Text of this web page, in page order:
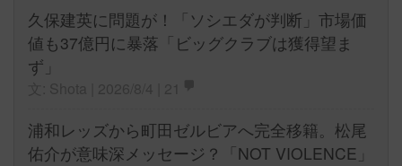
久保建英に問題が！「ソシエダが判断」市場価
値も37億円に暴落「ビッグクラブは獲得望ま
ず」
浦和レッズから町田ゼルビアへ完全移籍。松尾
佑介が意味深メッセージ？「NOT VIOLENCE」